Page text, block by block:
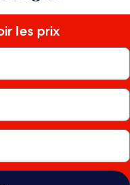
les prix